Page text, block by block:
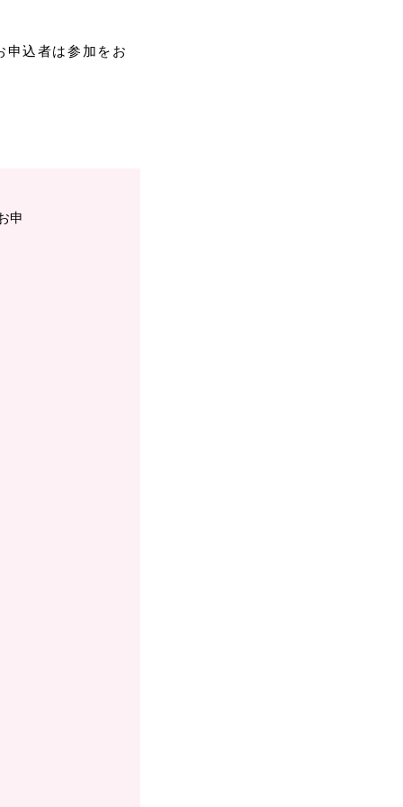
申込者は参加をお